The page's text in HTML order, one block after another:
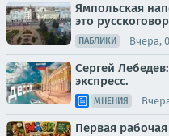
Ямпольская
это
ПАБЛИКИ Вчера,
Сергей
экспресс.
МНЕНИЯ
Первая